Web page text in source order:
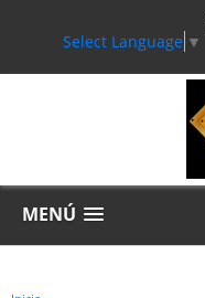
Select Language ▼
MENÚ